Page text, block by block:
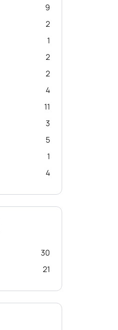
9
2
1
2
2
4
11
3
5
1
4
30
21